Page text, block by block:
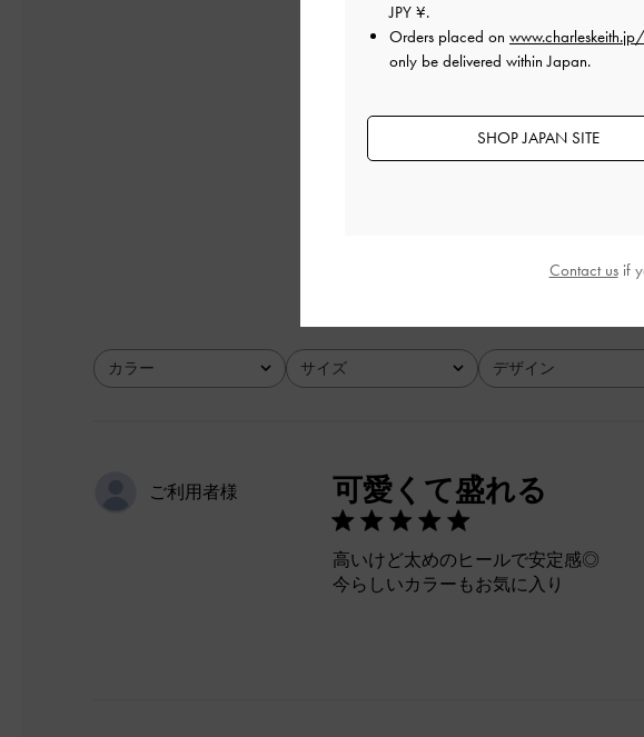
1件のレビューに基づく
カラー
全て サイズ
全て デザイン
全て
ご利用者様 可愛くて盛れる
高いけど太めのヒールで安定感◎
今らしいカラーもお気に入り
JPY ¥.
Orders placed on
only be delivered within Japan.
SHOP JAPAN SITE
Contact usif